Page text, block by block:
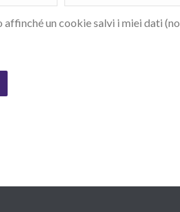
affinché un cookie salvi i miei dati